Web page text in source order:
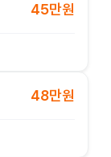
45만원
48만원